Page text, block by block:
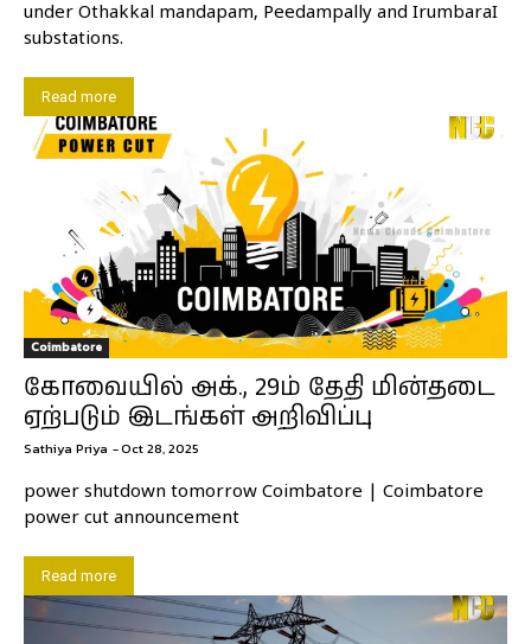
under Othakkal mandapam, Peedampally and IrumbaraI
substations.
Read more
Coimbatore
கோவையில் அக்., 29ம் தேதி மின்தடை
ஏற்படும் இடங்கள் அறிவிப்பு
Sathiya Priya -Oct 28, 2025
power shutdown tomorrow Coimbatore | Coimbatore
power cut announcement
Read more